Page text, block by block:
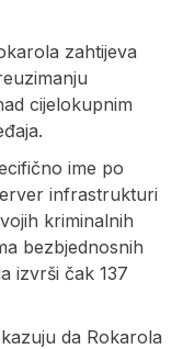
zahtijeva
cijelokupnim
ime po
infrastrukturi
kriminalnih
bezbjednosnih
izvrši čak 137
da Rokarola